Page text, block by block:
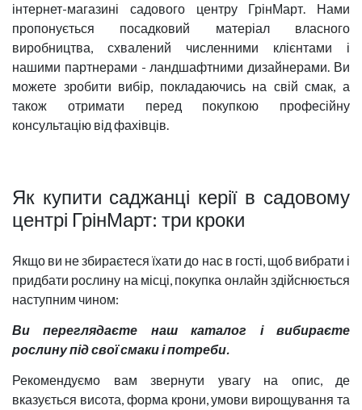
інтернет-магазині садового центру ГрінМарт. Нами
пропонується посадковий матеріал власного
виробництва, схвалений численними клієнтами і
нашими партнерами - ландшафтними дизайнерами. Ви
можете зробити вибір, покладаючись на свій смак, а
також отримати перед покупкою професійну
консультацію від фахівців.
Як купити саджанці керії в садовому
центрі ГрінМарт: три кроки
Якщо ви не збираєтеся їхати до нас в гості, щоб вибрати і
придбати рослину на місці, покупка онлайн здійснюється
наступним чином:
Ви переглядаєте наш каталог і вибираєте
рослину під свої смаки і потреби.
Рекомендуємо вам звернути увагу на опис, де
вказується висота, форма крони, умови вирощування та